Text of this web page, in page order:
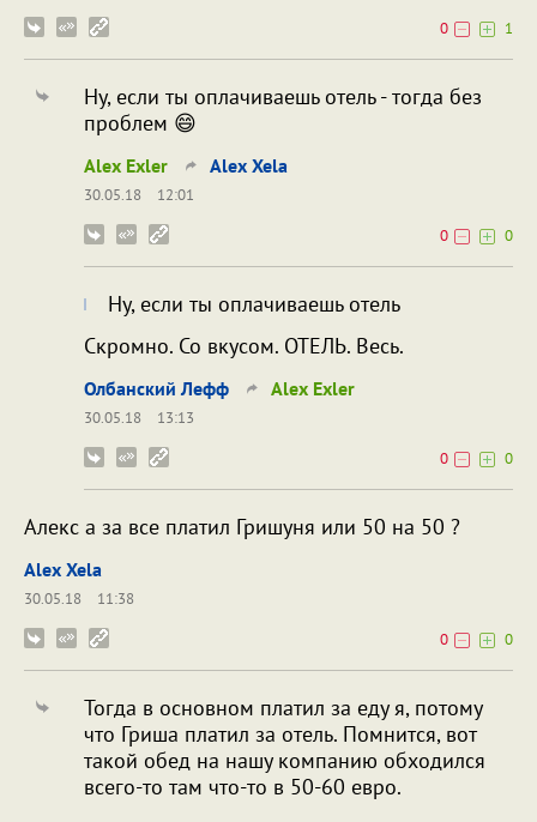
0
1
Ну, если ты оплачиваешь отель - тогда без
проблем 😄
Alex Exler Alex Xela
30.05.18
12:01
0
0
Ну, если ты оплачиваешь отель
Скромно. Со вкусом. ОТЕЛЬ. Весь.
Олбанский Лефф Alex Exler
30.05.18
13:13
0
0
Алекс а за все платил Гришуня или 50 на 50 ?
Alex Xela
30.05.18
11:38
0
0
Тогда в основном платил за еду я, потому
что Гриша платил за отель. Помнится, вот
такой обед на нашу компанию обходился
всего-то там что-то в 50-60 евро.